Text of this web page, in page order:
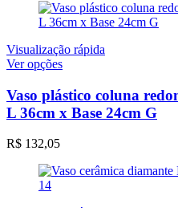
Visualização rápida
Ver opçõesEste
tem
várias
variantes.
podem
ser
Vaso plástico coluna
L 36cm x Base 24cm G
R$ 132,05